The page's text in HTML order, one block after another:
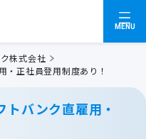
MENU
株式会社
正社員登用制度あり！
バンク直雇用・